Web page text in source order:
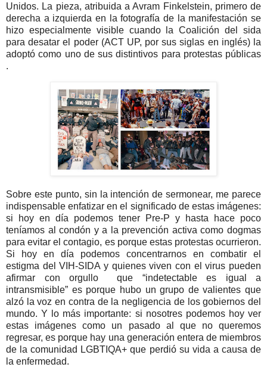
Unidos. La pieza, atribuida a Avram Finkelstein, primero de
derecha a izquierda en la fotografía de la manifestación se
hizo especialmente visible cuando la Coalición del sida
para desatar el poder (ACT UP, por sus siglas en inglés) la
adoptó como uno de sus distintivos para protestas públicas
.
Sobre este punto, sin la intención de sermonear, me parece
indispensable enfatizar en el significado de estas imágenes:
si hoy en día podemos tener Pre-P y hasta hace poco
teníamos al condón y a la prevención activa como dogmas
para evitar el contagio, es porque estas protestas ocurrieron.
Si hoy en día podemos concentrarnos en combatir el
estigma del VIH-SIDA y quienes viven con el virus pueden
afirmar con orgullo que “indetectable es igual a
intransmisible” es porque hubo un grupo de valientes que
alzó la voz en contra de la negligencia de los gobiernos del
mundo. Y lo más importante: si nosotres podemos hoy ver
estas imágenes como un pasado al que no queremos
regresar, es porque hay una generación entera de miembros
de la comunidad LGBTIQA+ que perdió su vida a causa de
la enfermedad.